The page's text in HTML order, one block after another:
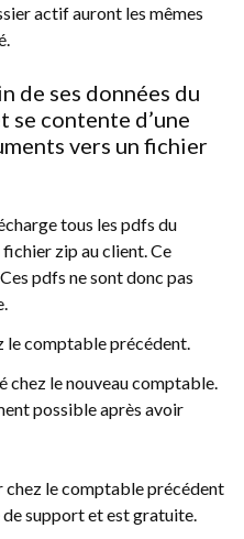
actif auront les mêmes
de ses données du
se contente d’une
vers un fichier
tous les pdfs du
zip au client. Ce
pdfs ne sont donc pas
le comptable précédent.
chez le nouveau comptable.
possible après avoir
chez le comptable précédent
support et est gratuite.